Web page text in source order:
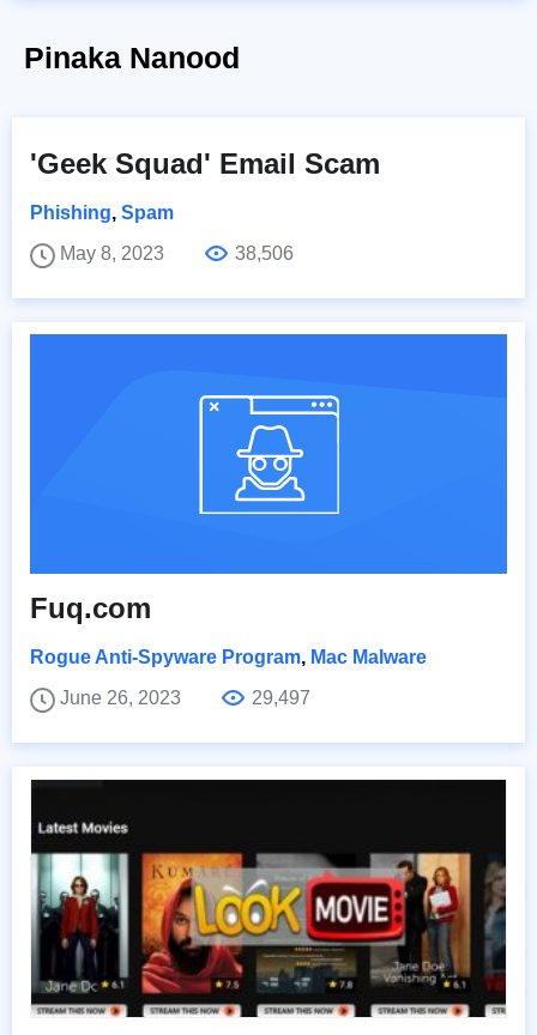
Pinaka Nanood
'Geek Squad' Email Scam
Phishing, Spam
May 8, 2023
38,506
Fuq.com
Rogue Anti-Spyware Program, Mac Malware
June 26, 2023
29,497